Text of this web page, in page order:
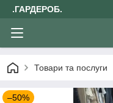
.ГАРДЕРОБ.
Товари та послуги
–50%